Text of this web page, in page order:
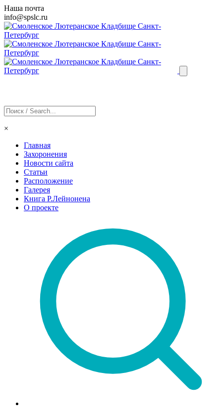
Наша почта
info@spslc.ru
×
Главная
Захоронения
Новости сайта
Статьи
Расположение
Галерея
Книга Р.Лейнонена
О проекте